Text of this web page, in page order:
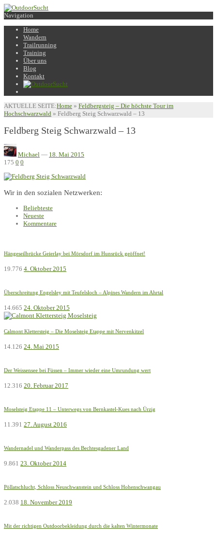
Navigation
Home
Wandern
Trailrunning
Training
Über uns
Blog
Kontakt
AKTUELLE SEITE:Home » Feldbergsteig – Die höchste Tour im
Hochschwarzwald » Feldberg Steig Schwarzwald – 13
Feldberg Steig Schwarzwald – 13
Michael — 18. Mai 2015
175 0 0
Wir in den sozialen Netzwerken:
Beliebteste
Neueste
Kommentare
Hängeseilbrücke Geierlay bei Mörsdorf im Hunsrück geöffnet!
19.776 4. Oktober 2015
Überschreitung Engelsley mit Teufelsloch – Alpines Wandern im Ahrtal
14.665 24. Oktober 2015
Calmont Klettersteig – Die Moselsteig Etappe mit Nervenkitzel
14.126 24. Mai 2015
Der Weissensee bei Füssen – Immer wieder eine Umrundung wert
12.316 20. Februar 2017
Moselsteig Etappe 11 – Unterwegs von Bernkastel-Kues nach Ürzig
11.391 27. August 2016
Wandernadel und Wanderpass des Bechtesgadener Land
9.861 23. Oktober 2014
Pöllatschlucht, Schloss Neuschwanstein und Schloss Hohenschwangau
2.038 18. November 2019
Mit der richtigen Outdoorbekleidung durch die kalten Wintermonate